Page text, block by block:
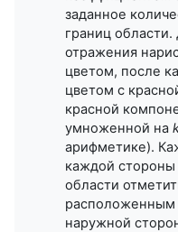
заданное
границ
отражения
цветом, после
цветом с
красной
умноженной на
арифметике).
каждой
области
расположенным
наружной